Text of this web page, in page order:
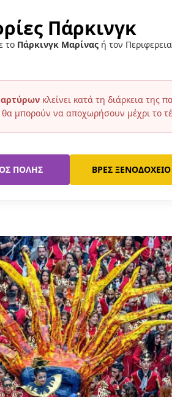
Πάρκινγκ
το Πάρκινγκ Μαρίνας ή τον
κλείνει κατά τη διάρκεια της
μπορούν να αποχωρήσουν μέχρι το
ΠΌΛΗΣ ΒΡΕΣ ΞΕΝΟΔΟΧΕΊΟ